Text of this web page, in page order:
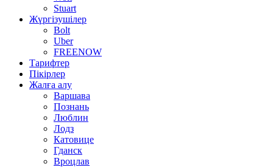
Stuart
Жүргізушілер
Bolt
Uber
FREENOW
Тарифтер
Пікірлер
Жалға алу
Варшава
Познань
Люблин
Лодз
Катовице
Гданск
Вроцлав